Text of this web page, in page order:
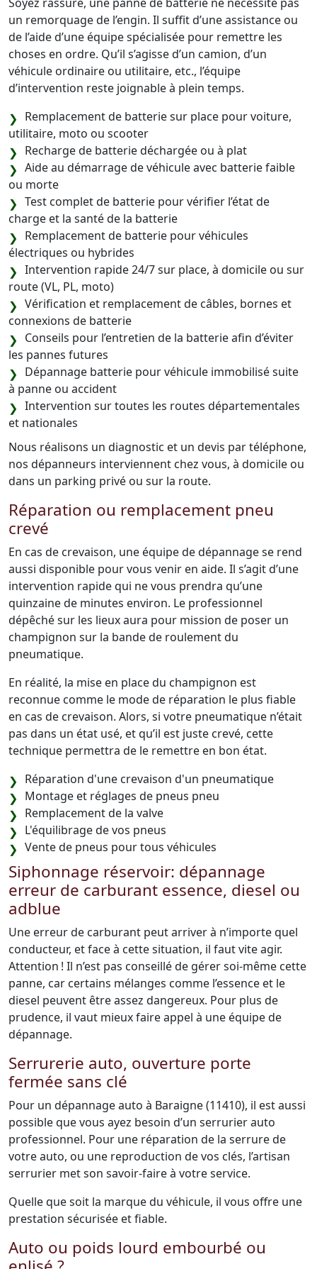
un remorquage de l’engin. Il suffit d’une assistance ou
de l’aide d’une équipe spécialisée pour remettre les
choses en ordre. Qu’il s’agisse d’un camion, d’un
véhicule ordinaire ou utilitaire, etc., l’équipe
d’intervention reste joignable à plein temps.
Remplacement de batterie sur place pour voiture,
utilitaire, moto ou scooter
Recharge de batterie déchargée ou à plat
Aide au démarrage de véhicule avec batterie faible
ou morte
Test complet de batterie pour vérifier l’état de
charge et la santé de la batterie
Remplacement de batterie pour véhicules
électriques ou hybrides
Intervention rapide 24/7 sur place, à domicile ou sur
route (VL, PL, moto)
Vérification et remplacement de câbles, bornes et
connexions de batterie
Conseils pour l’entretien de la batterie afin d’éviter
les pannes futures
Dépannage batterie pour véhicule immobilisé suite
à panne ou accident
Intervention sur toutes les routes départementales
et nationales
Nous réalisons un diagnostic et un devis par téléphone,
nos dépanneurs interviennent chez vous, à domicile ou
dans un parking privé ou sur la route.
Réparation ou remplacement pneu
crevé
En cas de crevaison, une équipe de dépannage se rend
aussi disponible pour vous venir en aide. Il s’agit d’une
intervention rapide qui ne vous prendra qu’une
quinzaine de minutes environ. Le professionnel
dépêché sur les lieux aura pour mission de poser un
champignon sur la bande de roulement du
pneumatique.
En réalité, la mise en place du champignon est
reconnue comme le mode de réparation le plus fiable
en cas de crevaison. Alors, si votre pneumatique n’était
pas dans un état usé, et qu’il est juste crevé, cette
technique permettra de le remettre en bon état.
Réparation d'une crevaison d'un pneumatique
Montage et réglages de pneus pneu
Remplacement de la valve
L'équilibrage de vos pneus
Vente de pneus pour tous véhicules
Siphonnage réservoir: dépannage
erreur de carburant essence, diesel ou
adblue
Une erreur de carburant peut arriver à n’importe quel
conducteur, et face à cette situation, il faut vite agir.
Attention ! Il n’est pas conseillé de gérer soi-même cette
panne, car certains mélanges comme l’essence et le
diesel peuvent être assez dangereux. Pour plus de
prudence, il vaut mieux faire appel à une équipe de
dépannage.
Serrurerie auto, ouverture porte
fermée sans clé
Pour un dépannage auto à Baraigne (11410), il est aussi
possible que vous ayez besoin d’un serrurier auto
professionnel. Pour une réparation de la serrure de
votre auto, ou une reproduction de vos clés, l’artisan
serrurier met son savoir-faire à votre service.
Quelle que soit la marque du véhicule, il vous offre une
prestation sécurisée et fiable.
Auto ou poids lourd embourbé ou